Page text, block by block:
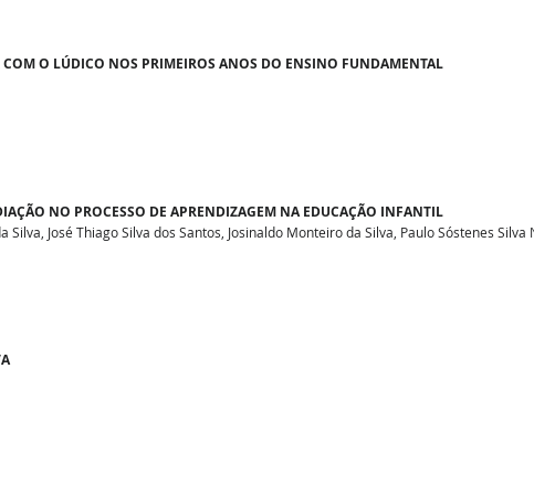
COM O LÚDICO NOS PRIMEIROS ANOS DO ENSINO FUNDAMENTAL
Silva, José Thiago Silva dos Santos, Josinaldo Monteiro da Silva, Paulo Sóstenes Silva
NO PROCESSO DE APRENDIZAGEM NA EDUCAÇÃO INFANTIL